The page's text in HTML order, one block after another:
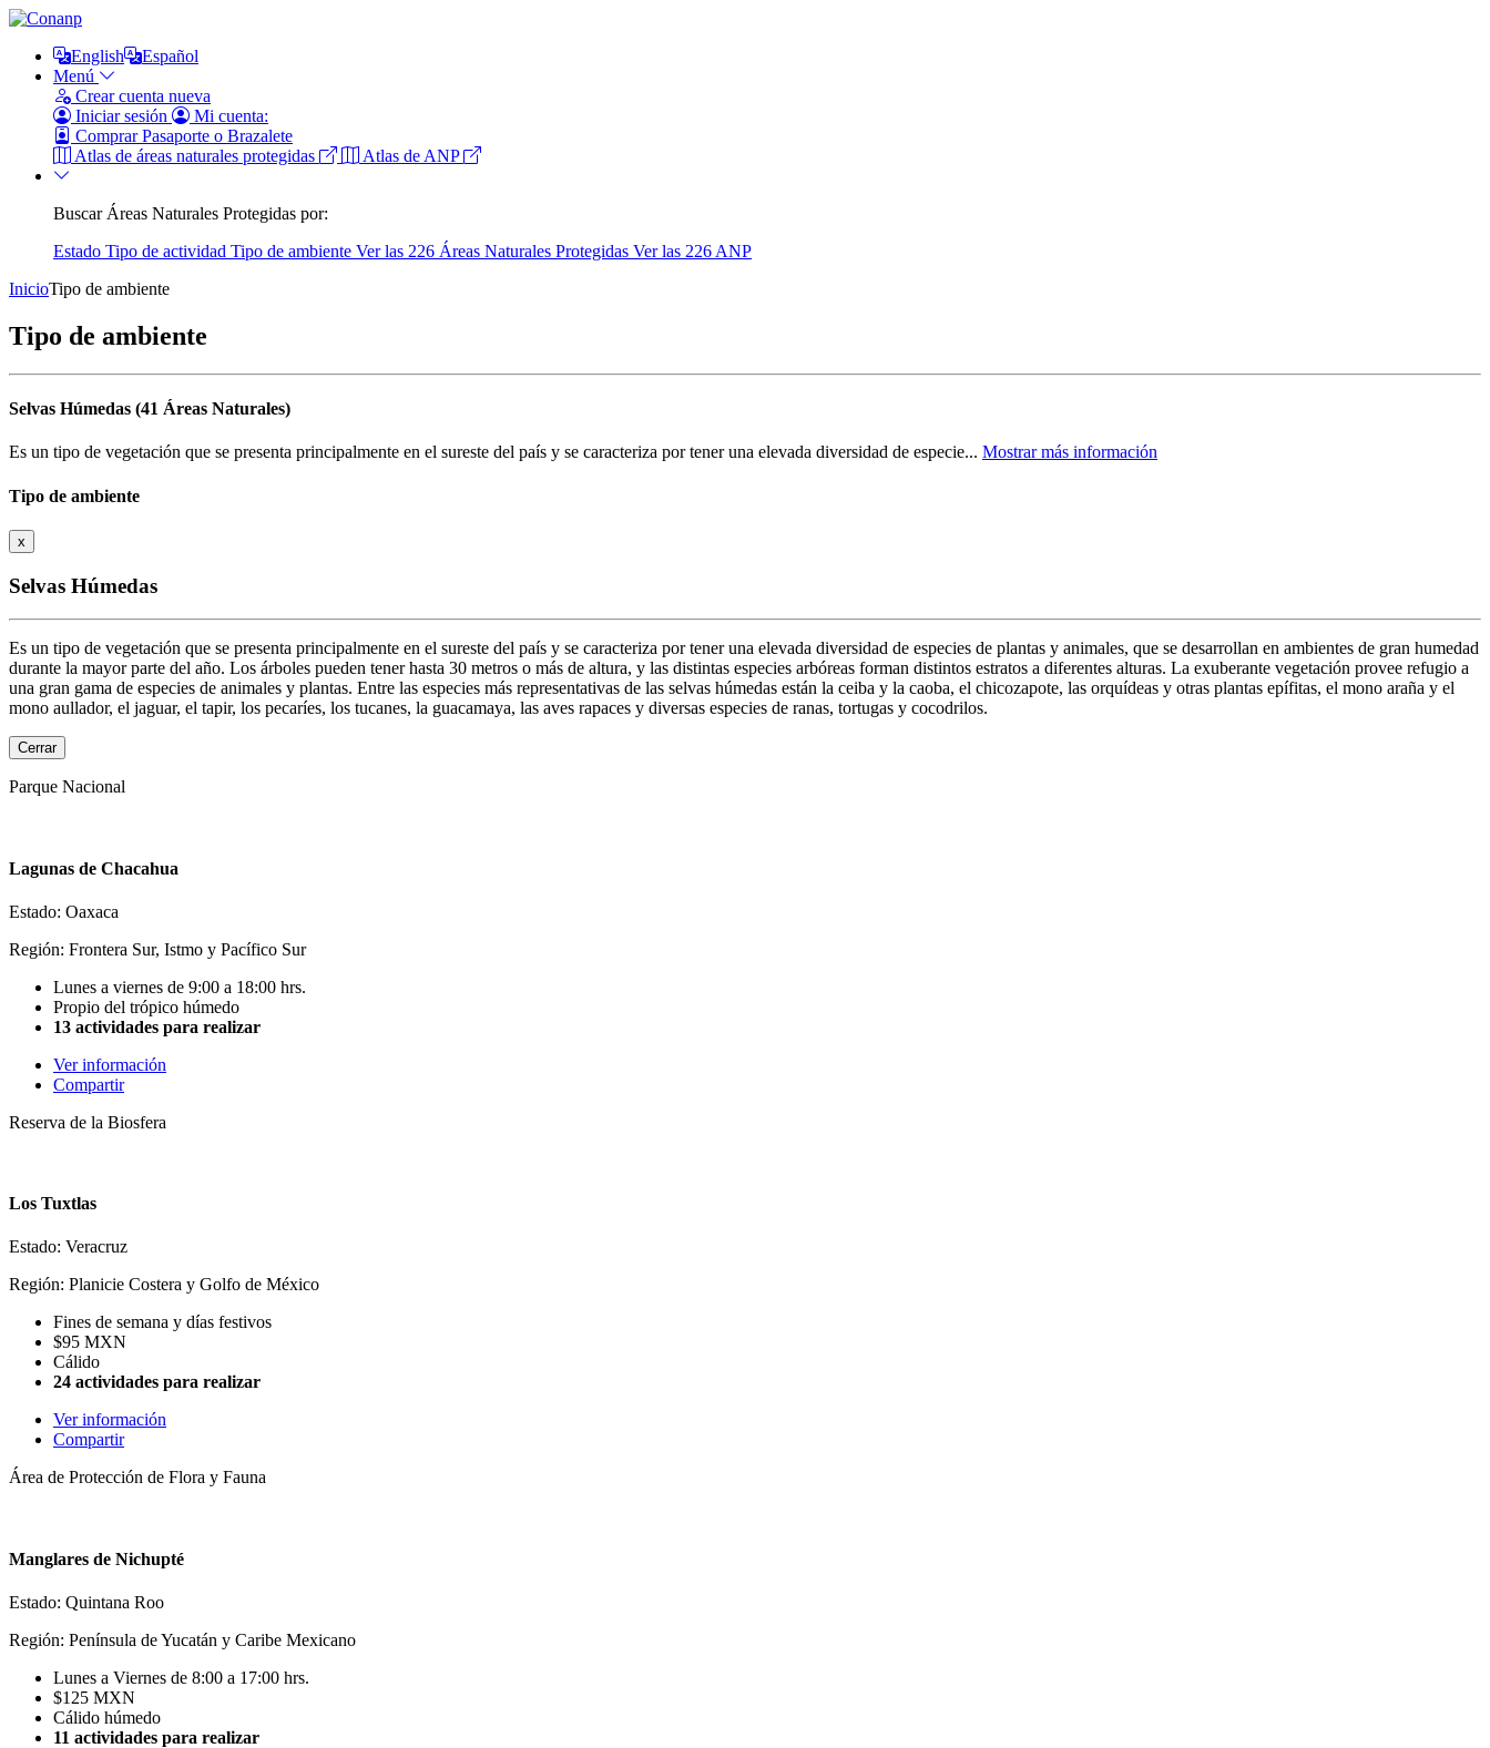
English
Español
Menú
Crear cuenta nueva
Iniciar sesión
Mi cuenta:
Comprar Pasaporte o Brazalete
Atlas de áreas naturales protegidas
Atlas de ANP
Buscar Áreas Naturales Protegidas por:
Estado Tipo de actividad Tipo de ambiente Ver las 226 Áreas Naturales Protegidas Ver las 226 ANP
InicioTipo de ambiente
Tipo de ambiente
Selvas Húmedas (41 Áreas Naturales)
Es un tipo de vegetación que se presenta principalmente en el sureste del país y se caracteriza por tener una elevada diversidad de especie... Mostrar más información
Tipo de ambiente
x
Selvas Húmedas
Es un tipo de vegetación que se presenta principalmente en el sureste del país y se caracteriza por tener una elevada diversidad de especies de plantas y animales, que se desarrollan en ambientes de gran humedad
durante la mayor parte del año. Los árboles pueden tener hasta 30 metros o más de altura, y las distintas especies arbóreas forman distintos estratos a diferentes alturas. La exuberante vegetación provee refugio a
una gran gama de especies de animales y plantas. Entre las especies más representativas de las selvas húmedas están la ceiba y la caoba, el chicozapote, las orquídeas y otras plantas epífitas, el mono araña y el
mono aullador, el jaguar, el tapir, los pecaríes, los tucanes, la guacamaya, las aves rapaces y diversas especies de ranas, tortugas y cocodrilos.
Cerrar
Parque Nacional
Lagunas de Chacahua
Estado: Oaxaca
Región: Frontera Sur, Istmo y Pacífico Sur
Lunes a viernes de 9:00 a 18:00 hrs.
Propio del trópico húmedo
13 actividades para realizar
Ver información
Compartir
Reserva de la Biosfera
Los Tuxtlas
Estado: Veracruz
Región: Planicie Costera y Golfo de México
Fines de semana y días festivos
$95 MXN
Cálido
24 actividades para realizar
Ver información
Compartir
Área de Protección de Flora y Fauna
Manglares de Nichupté
Estado: Quintana Roo
Región: Península de Yucatán y Caribe Mexicano
Lunes a Viernes de 8:00 a 17:00 hrs.
$125 MXN
Cálido húmedo
11 actividades para realizar